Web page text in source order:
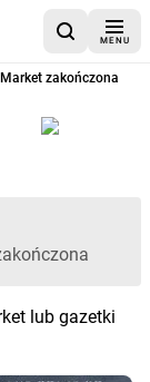
MENU
zakończona
lub gazetki